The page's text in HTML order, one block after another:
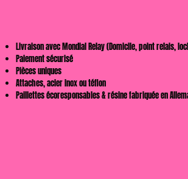
peuvent
sur
Livraison avec Mondial Relay (Domicile, point relais,
Paiement sécurisé
Pièces uniques
Attaches, acier inox ou téflon
Paillettes écoresponsables & résine fabriquée en